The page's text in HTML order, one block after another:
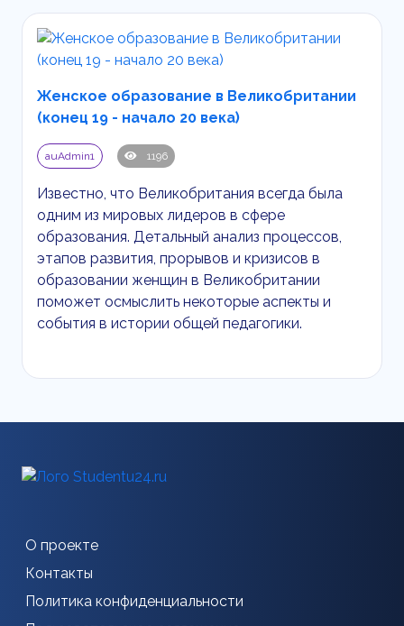
Женское образование в Великобритании
(конец 19 - начало 20 века)
auAdmin1 1196
Известно, что Великобритания всегда была
одним из мировых лидеров в сфере
образования. Детальный анализ процессов,
этапов развития, прорывов и кризисов в
образовании женщин в Великобритании
поможет осмыслить некоторые аспекты и
события в истории общей педагогики.
О проекте
Контакты
Политика конфиденциальности